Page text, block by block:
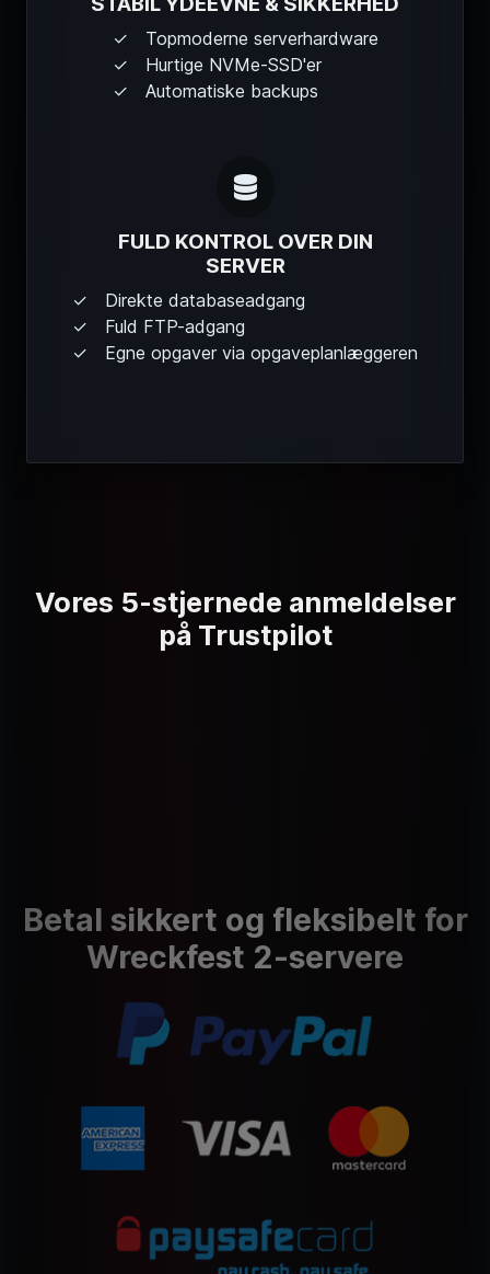
Topmoderne serverhardware
Hurtige NVMe-SSD'er
Automatiske backups
FULD KONTROL OVER DIN
SERVER
Direkte databaseadgang
Fuld FTP-adgang
Egne opgaver via opgaveplanlæggeren
Vores 5-stjernede anmeldelser
på Trustpilot
Betal sikkert og fleksibelt for
Wreckfest 2-servere